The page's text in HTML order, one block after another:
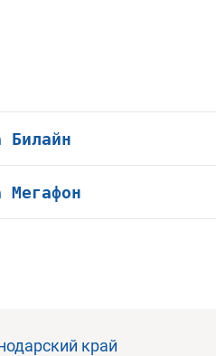
Билайн
Мегафон
край